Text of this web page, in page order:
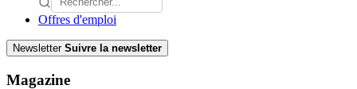
Offres d'emploi
Newsletter Suivre la newsletter
Magazine